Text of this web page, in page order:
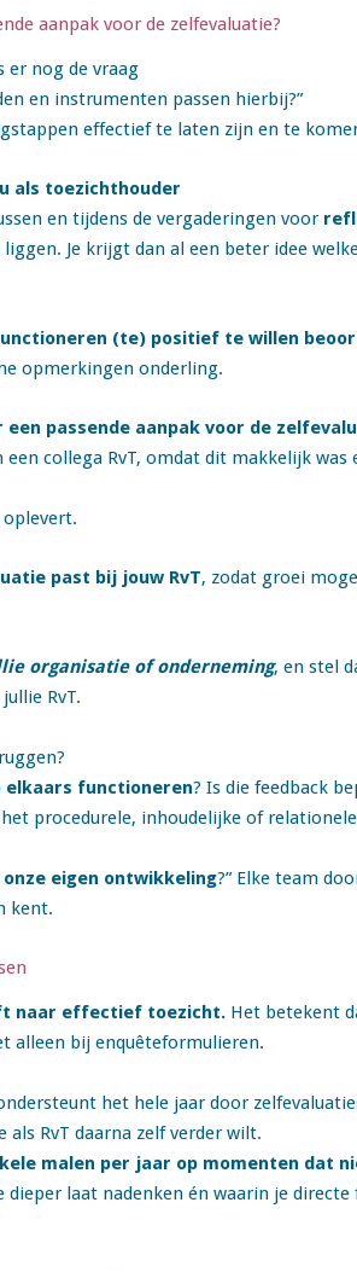
er nog de vraag
en instrumenten passen hierbij?”
effectief te laten zijn en te
als toezichthouder
en tijdens de vergaderingen voor
Je krijgt dan al een beter idee
(te) positief te willen
opmerkingen onderling.
passende aanpak voor de
collega RvT, omdat dit makkelijk was
past bij jouw RvT, zodat groei
organisatie of onderneming, en stel
RvT.
elkaars functioneren? Is die feedback
procedurele, inhoudelijke of
eigen ontwikkeling?” Elke team
kent.
naar effectief toezicht. Het betekent
alleen bij enquêteformulieren.
het hele jaar door
als RvT daarna zelf verder wilt.
malen per jaar op momenten dat
laat nadenken én waarin je